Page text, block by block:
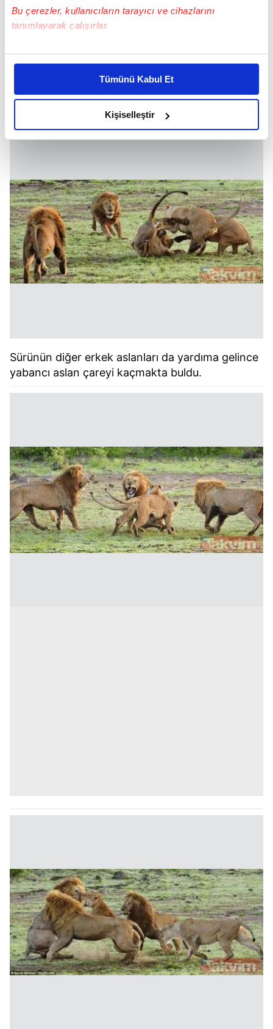
Bu çerezler, kullanıcıların tarayıcı ve cihazlarını
tanımlayarak çalışırlar.
Bu çerezlere izin vermeniz halinde sizlere özel
daha iyi reklam deneyimi yaşatabiliriz. Bunu yaparken
amacımızın size daha iyi bir reklam deneyimi sunmak
olduğunu ve sizlere en iyi içerikleri sunabilmek adına
elimizden gelen çabayı gösterdiğimizi ve bu noktada,
reklamların maliyetlerimizi karşılamak noktasında tek gelir
Her halükârda, kullanıcılar, bu çerezlere izin vermedikleri
takdirde, kullanıcılara hedefli reklamlar
gösterilmeyecektir."
Sizlere daha iyi bir hizmet sunabilmek için İnternet
Sitemizde kendimize ve üçüncü kişilere ait çerezler
kullanılmaktadır. Bu çerezler vasıtasıyla çeşitli kişisel
sınırlı olarak açık rızanız dahilinde kullanılacaktır.
Çerezlere ilişkin tercihlerinizi aşağıda yer alan panel
6698 sayılı Kişisel Verilerin Korunması Kanunu uyarınca
hazırlanmış Aydınlatma Metnimizi okumak ve sitemizde
ilgili mevzuata uygun olarak kullanılan çerezlerle ilgili bilgi
almak için lütfentıklayınız.
Tümünü Kabul Et
Kişiselleştir
içerisinde bıraktı.
Sürünün diğer erkek aslanları da yardıma gelince
yabancı aslan çareyi kaçmakta buldu.